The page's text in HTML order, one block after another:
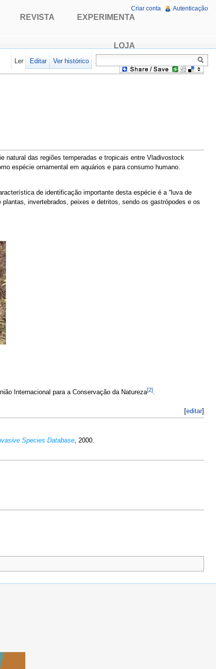
natural das regiões temperadas e tropicais entre Vladivostock
espécie ornamental em aquários e para consumo humano.
de identificação importante desta espécie é a “luva de
invertebrados, peixes e detritos, sendo os gastrópodes e os
Internacional para a Conservação da Natureza[2].
[editar]
Species Database, 2000.
REVISTA EXPERIMENTA
LOJA
Criar conta Autenticação
Ler Editar Ver histórico